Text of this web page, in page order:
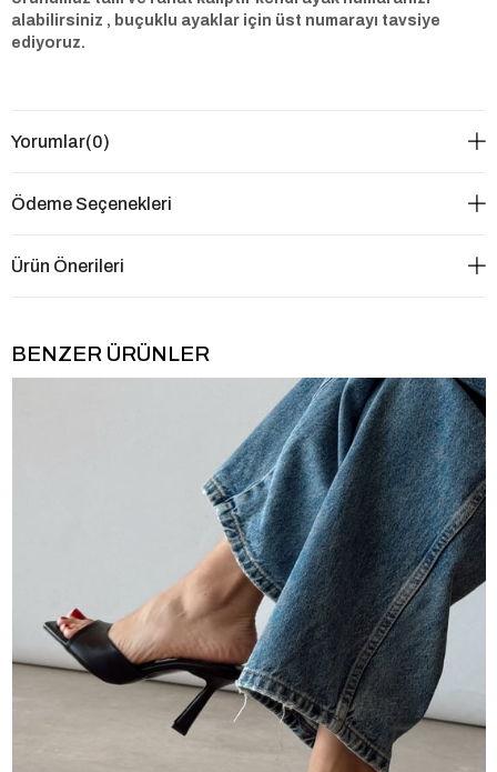
alabilirsiniz , buçuklu ayaklar için üst numarayı tavsiye
ediyoruz.
Yorumlar(0)
Ödeme Seçenekleri
Ürün Önerileri
BENZER ÜRÜNLER